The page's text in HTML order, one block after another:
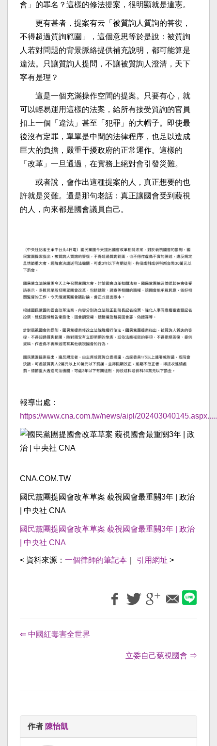
會」的罪名？這樣的修法提案，很明顯就是違憲。
更有甚者，提案有云「被質詢人質詢的答復，
不得超過質詢範圍」，這個意思等於是說：被質詢
人若對問題的背景脈絡提供補充說明，都可能算是
違法。只讓質詢人提問，不讓被質詢人澄清，天下
寧有是理？
這是一個充滿操作空間的提案。只要有心，就
可以輕易運用這樣的法案，給所有接受質詢的官員
扣上一個「違法」甚至「犯罪」的大帽子。即使最
後沒有定罪，單單是中間的法律程序，也足以造成
巨大的負擔，嚴重干擾政府的正常運作。這樣的
「改革」一旦通過，在實務上絕對會引發災難。
或者說，會作出這種提案的人，真正想要的也
許就是災難。還是那句老話：真正讓國會受到藐視
的人，向來都是國會議員自己。
報導出處：
https://www.cna.com.tw/news/aipl/
CNA.COM.TW
國民黨團提國會改革草案 藐視國會最重關3年 | 政治
| 中央社 CNA
國民黨團提國會改革草案 藐視國會最重關3年 | 政治
| 中央社 CNA
< 資料來源： 一個律師的筆記本 引用網址 >
⇐ 中國紅毒害全世界
立委自己藐視國會 ⇒
作者 陳怡凱